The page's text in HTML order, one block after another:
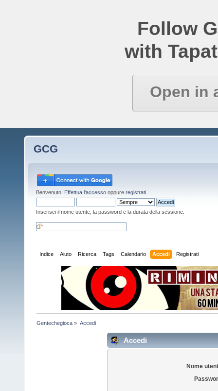
Follow
with
Open in
GCG
Benvenuto! Effettua l'accesso oppure registrati
Inserisci il nome utente, la password e la durata della sessione.
Indice Aiuto Ricerca Tags Calendario Accedi Registrati
Gentechegioca » Accedi
Accedi
Nome